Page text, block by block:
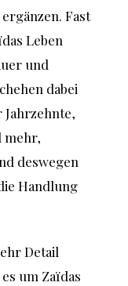
Fast
Leben
und
dabei
mehr,
deswegen
Handlung
Detail
um Zaïdas